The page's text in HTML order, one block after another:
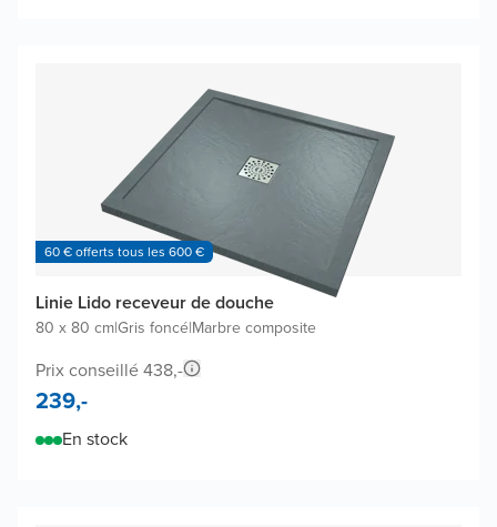
60 € offerts tous les 600 €
Linie Lido receveur de douche
80 x 80 cm|Gris foncé|Marbre composite
Prix conseillé 438,-
239,-
En stock